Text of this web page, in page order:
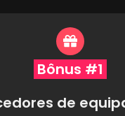
Bônus #1
de